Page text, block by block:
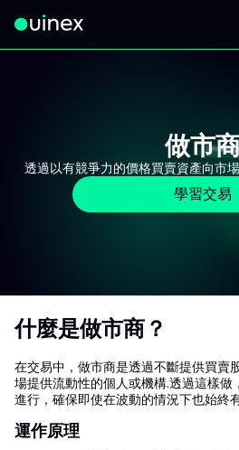
做市
透過以有競爭力的價格買賣資產向市
學習交易
什麼是做市商？
在交易中，做市商是透過不斷提供買賣
場提供流動性的個人或機構.透過這樣做
進行，確保即使在波動的情況下也始終
運作原理